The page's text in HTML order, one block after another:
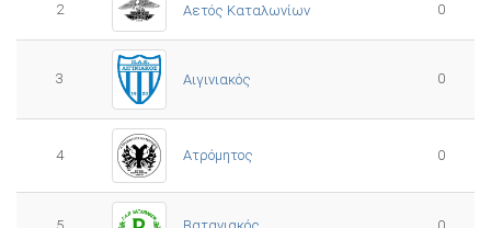
2 Αετός Καταλωνίων 0
3 Αιγινιακός 0
4 Ατρόμητος 0